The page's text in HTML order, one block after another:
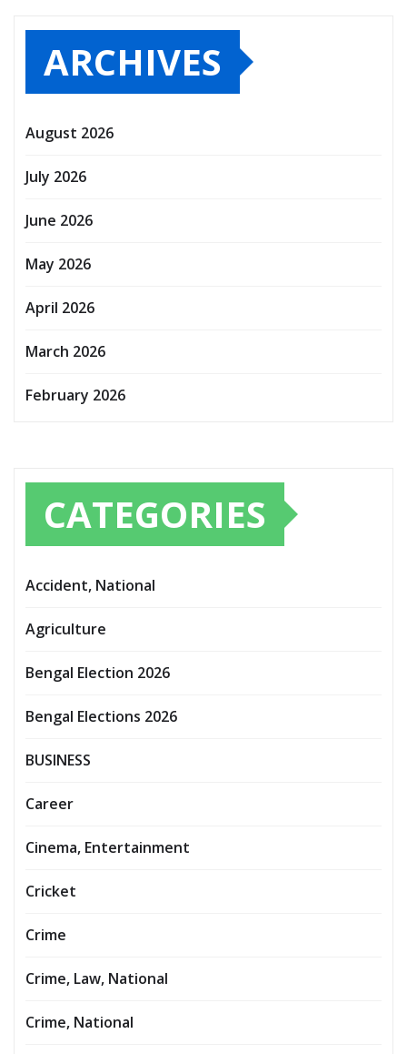
ARCHIVES
August 2026
July 2026
June 2026
May 2026
April 2026
March 2026
February 2026
CATEGORIES
Accident, National
Agriculture
Bengal Election 2026
Bengal Elections 2026
BUSINESS
Career
Cinema, Entertainment
Cricket
Crime
Crime, Law, National
Crime, National